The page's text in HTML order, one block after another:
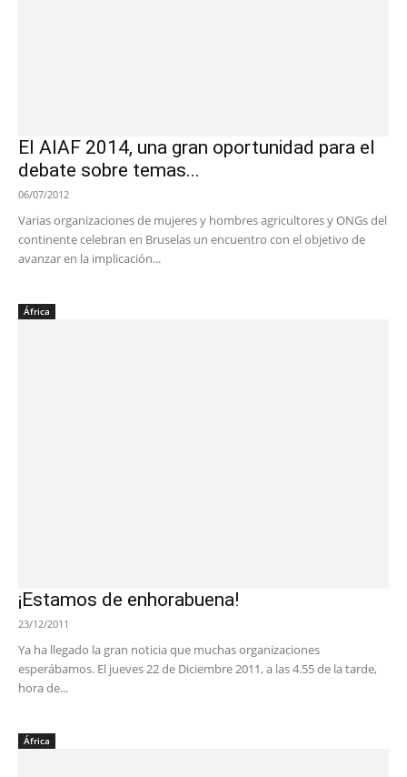
El AIAF 2014, una gran oportunidad para el
debate sobre temas...
06/07/2012
Varias organizaciones de mujeres y hombres agricultores y ONGs del
continente celebran en Bruselas un encuentro con el objetivo de
avanzar en la implicación...
África
¡Estamos de enhorabuena!
23/12/2011
Ya ha llegado la gran noticia que muchas organizaciones
esperábamos. El jueves 22 de Diciembre 2011, a las 4.55 de la tarde,
hora de...
África